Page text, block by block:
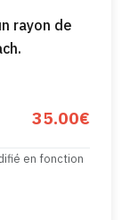
rayon de
35.00€
en fonction